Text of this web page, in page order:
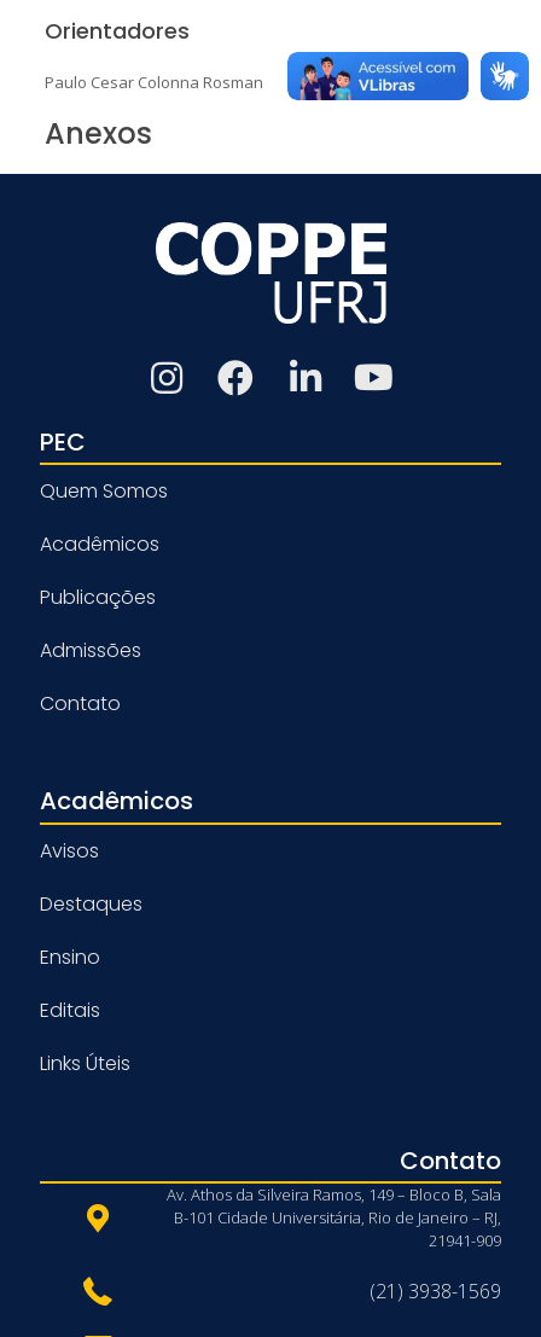
Orientadores
Paulo Cesar Colonna Rosman
Anexos
PEC
Quem Somos
Acadêmicos
Publicações
Admissões
Contato
Acadêmicos
Avisos
Destaques
Ensino
Editais
Links Úteis
Contato
Av. Athos da Silveira Ramos, 149 – Bloco B, Sala
B-101 Cidade Universitária, Rio de Janeiro – RJ,
21941-909
(21) 3938-1569